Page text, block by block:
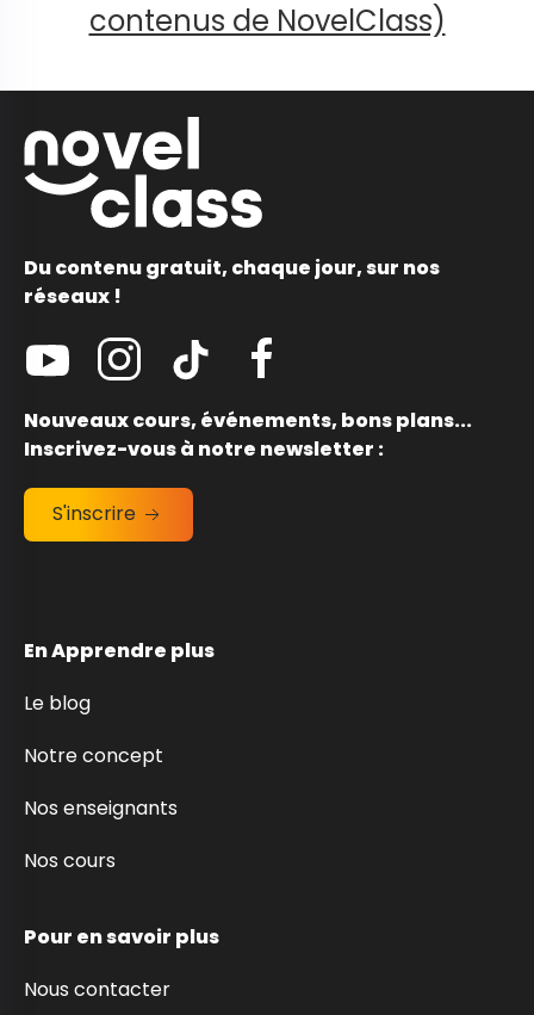
contenus de NovelClass)
Du contenu gratuit, chaque jour, sur nos
réseaux !
Nouveaux cours, événements, bons plans...
Inscrivez-vous à notre newsletter :
S'inscrire
En Apprendre plus
Le blog
Notre concept
Nos enseignants
Nos cours
Pour en savoir plus
Nous contacter